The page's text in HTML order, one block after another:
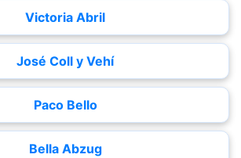
Victoria Abril
José Coll y Vehí
Paco Bello
Bella Abzug